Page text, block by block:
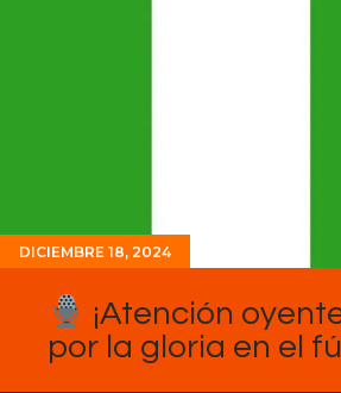
DICIEMBRE 18, 2024
¡Atención
por la gloria en el